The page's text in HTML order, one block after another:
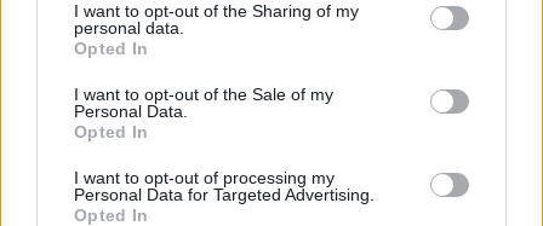
I want to opt-out of the Sharing of my
personal data.
Opted In
I want to opt-out of the Sale of my
Personal Data.
Opted In
I want to opt-out of processing my
Personal Data for Targeted Advertising.
Opted In